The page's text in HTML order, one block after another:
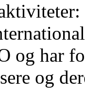
og har
og